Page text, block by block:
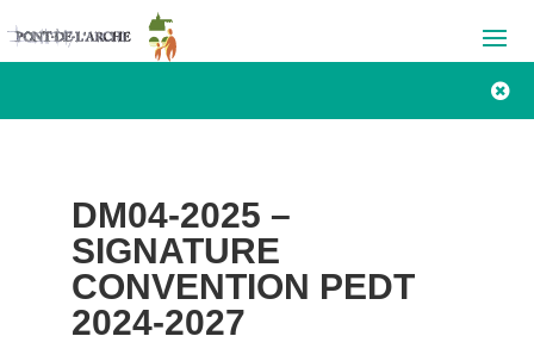

DM04-2025 –
SIGNATURE
CONVENTION PEDT
2024-2027